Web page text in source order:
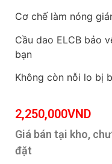
Cơ chế làm nóng
Cầu dao ELCB bảo
bạn
Không còn nỗi lo bị
2,250,000VND
Giá bán tại kho,
đặt